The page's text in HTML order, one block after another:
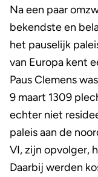
Na een paar
bekendste en
het pauselijk
van Europa kent
Paus Clemens
9 maart 1309
echter niet
paleis aan de
VI, zijn opvolger,
Daarbij werden